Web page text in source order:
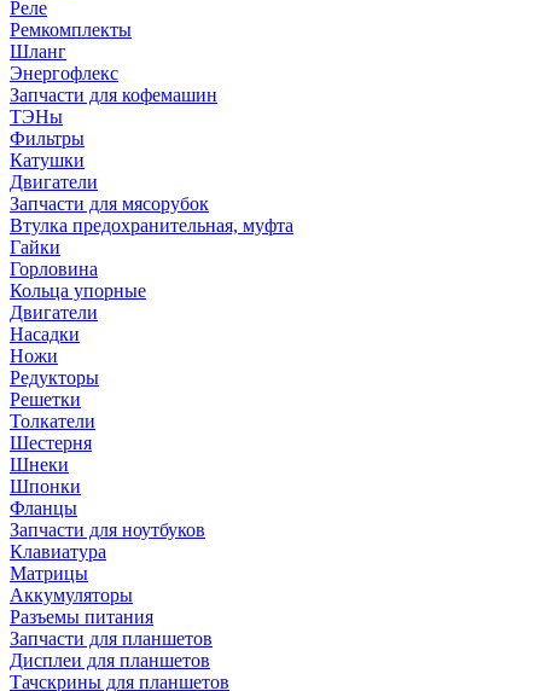
Реле
Ремкомплекты
Шланг
Энергофлекс
Запчасти для кофемашин
ТЭНы
Фильтры
Катушки
Двигатели
Запчасти для мясорубок
Втулка предохранительная, муфта
Гайки
Горловина
Кольца упорные
Двигатели
Насадки
Ножи
Редукторы
Решетки
Толкатели
Шестерня
Шнеки
Шпонки
Фланцы
Запчасти для ноутбуков
Клавиатура
Матрицы
Аккумуляторы
Разъемы питания
Запчасти для планшетов
Дисплеи для планшетов
Тачскрины для планшетов